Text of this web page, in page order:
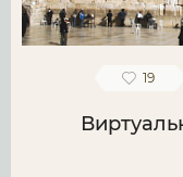
19